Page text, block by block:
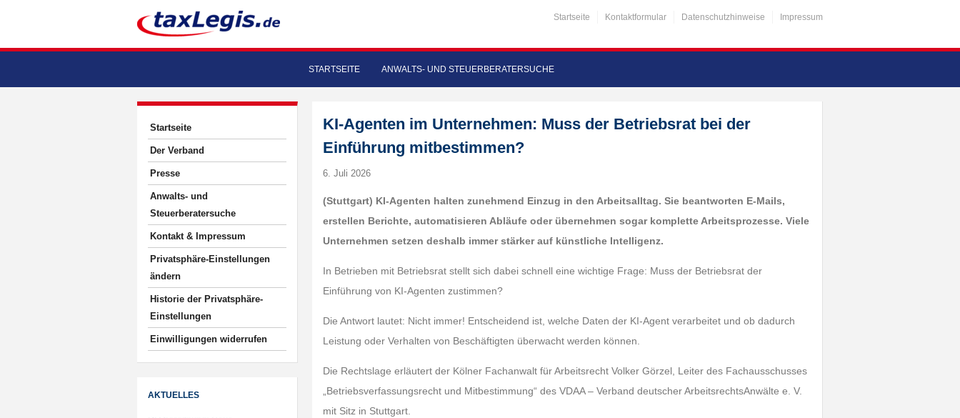
Startseite Kontaktformular Datenschutzhinweise Impressum
STARTSEITE ANWALTS- UND STEUERBERATERSUCHE
Startseite
Der Verband
Presse
Anwalts- und
Steuerberatersuche
Kontakt & Impressum
Privatsphäre-Einstellungen
ändern
Historie der Privatsphäre-
Einstellungen
Einwilligungen widerrufen
AKTUELLES
KI-Agenten im Unternehmen: Muss der Betriebsrat bei der
Einführung mitbestimmen?
6. Juli 2026
(Stuttgart) KI-Agenten halten zunehmend Einzug in den Arbeitsalltag. Sie beantworten E-Mails,
erstellen Berichte, automatisieren Abläufe oder übernehmen sogar komplette Arbeitsprozesse. Viele
Unternehmen setzen deshalb immer stärker auf künstliche Intelligenz.
In Betrieben mit Betriebsrat stellt sich dabei schnell eine wichtige Frage: Muss der Betriebsrat der
Einführung von KI-Agenten zustimmen?
Die Antwort lautet: Nicht immer! Entscheidend ist, welche Daten der KI-Agent verarbeitet und ob dadurch
Leistung oder Verhalten von Beschäftigten überwacht werden können.
Die Rechtslage erläutert der Kölner Fachanwalt für Arbeitsrecht Volker Görzel, Leiter des Fachausschusses
„Betriebsverfassungsrecht und Mitbestimmung“ des VDAA – Verband deutscher ArbeitsrechtsAnwälte e. V.
mit Sitz in Stuttgart.